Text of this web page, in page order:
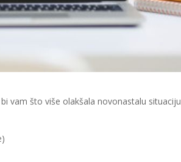
vam što više olakšala novonastalu situaciju